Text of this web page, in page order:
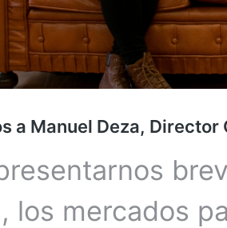
a Manuel Deza, Director
los mercados